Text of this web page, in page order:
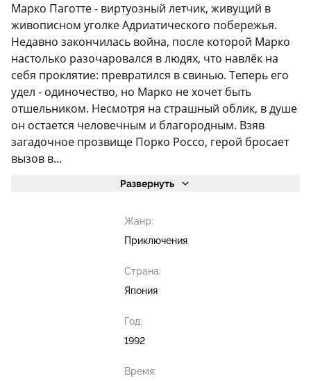
Марко Паготте - виртуозный летчик, живущий в
живописном уголке Адриатического побережья.
Недавно закончилась война, после которой Марко
настолько разочаровался в людях, что навлёк на
себя проклятие: превратился в свинью. Теперь его
удел - одиночество, но Марко не хочет быть
отшельником. Несмотря на страшный облик, в душе
он остается человечным и благородным. Взяв
загадочное прозвище Порко Россо, герой бросает
вызов в...
Развернуть
Жанр:
Приключения
Страна:
Япония
Год:
1992
Время: